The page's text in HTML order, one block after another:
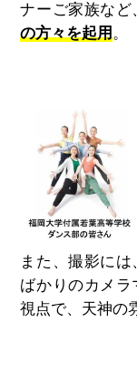
ナーご家族など
の方々を起用。
また、撮影に
ばかりのカメ
視点で、天神の